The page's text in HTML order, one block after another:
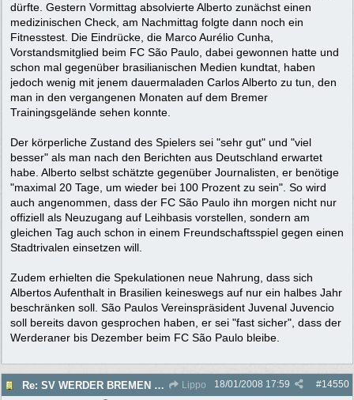
dürfte. Gestern Vormittag absolvierte Alberto zunächst einen
medizinischen Check, am Nachmittag folgte dann noch ein
Fitnesstest. Die Eindrücke, die Marco Aurélio Cunha,
Vorstandsmitglied beim FC São Paulo, dabei gewonnen hatte und
schon mal gegenüber brasilianischen Medien kundtat, haben
jedoch wenig mit jenem dauermaladen Carlos Alberto zu tun, den
man in den vergangenen Monaten auf dem Bremer
Trainingsgelände sehen konnte.
Der körperliche Zustand des Spielers sei "sehr gut" und "viel
besser" als man nach den Berichten aus Deutschland erwartet
habe. Alberto selbst schätzte gegenüber Journalisten, er benötige
"maximal 20 Tage, um wieder bei 100 Prozent zu sein". So wird
auch angenommen, dass der FC São Paulo ihn morgen nicht nur
offiziell als Neuzugang auf Leihbasis vorstellen, sondern am
gleichen Tag auch schon in einem Freundschaftsspiel gegen einen
Stadtrivalen einsetzen will.
Zudem erhielten die Spekulationen neue Nahrung, dass sich
Albertos Aufenthalt in Brasilien keineswegs auf nur ein halbes Jahr
beschränken soll. São Paulos Vereinspräsident Juvenal Juvencio
soll bereits davon gesprochen haben, er sei "fast sicher", dass der
Werderaner bis Dezember beim FC São Paulo bleibe.
Re: SV WERDER BREMEN 2007/2008 - Rückrunde Lippo #14550
18/01/2008 17:59